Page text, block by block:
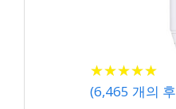
★★★★★
★★★★★
(6,465 개의